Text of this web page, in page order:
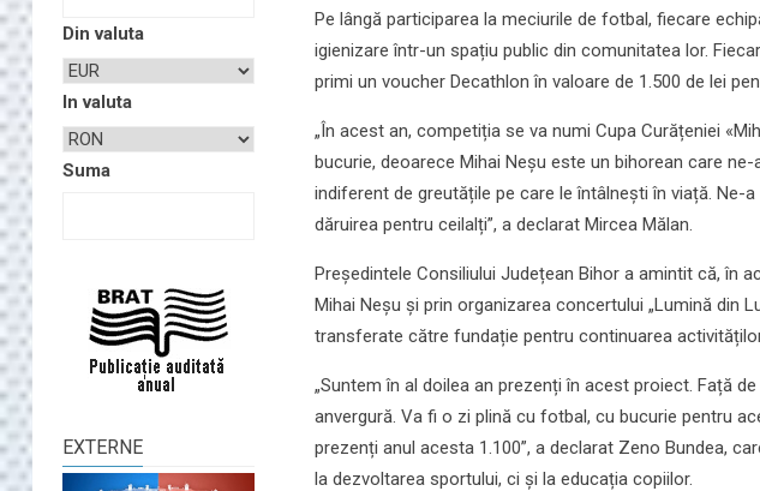
Din valuta
In valuta
Suma
EXTERNE
Pe lângă participarea la meciurile de fotbal, fiecare
igienizare într-un spațiu public din comunitatea lor.
primi un voucher Decathlon în valoare de 1.500 de lei
„În acest an, competiția se va numi Cupa Curățeniei
bucurie, deoarece Mihai Neșu este un bihorean care
indiferent de greutățile pe care le întâlnești în viață. Ne-
dăruirea pentru ceilalți”, a declarat Mircea Mălan.
Președintele Consiliului Județean Bihor a amintit că, în
Mihai Neșu și prin organizarea concertului „Lumină din
transferate către fundație pentru continuarea
„Suntem în al doilea an prezenți în acest proiect. Față
anvergură. Va fi o zi plină cu fotbal, cu bucurie pentru
prezenți anul acesta 1.100”, a declarat Zeno Bundea,
la dezvoltarea sportului, ci și la educația copiilor.